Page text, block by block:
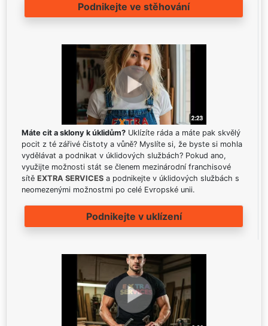
Podnikejte ve stěhování
Máte cit a sklony k úklidům? Uklízíte ráda a máte pak skvělý
pocit z té zářivé čistoty a vůně? Myslíte si, že byste si mohla
vydělávat a podnikat v úklidových službách? Pokud ano,
využijte možnosti stát se členem mezinárodní franchisové
sítě EXTRA SERVICES a podnikejte v úklidových službách s
neomezenými možnostmi po celé Evropské unii.
Podnikejte v uklízení